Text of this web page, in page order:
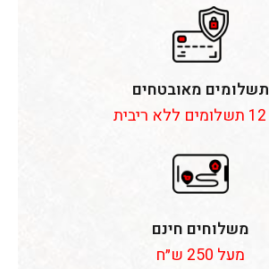
תשלומים מאובטחים
משלוחים חינם
מעל 250 ש״ח